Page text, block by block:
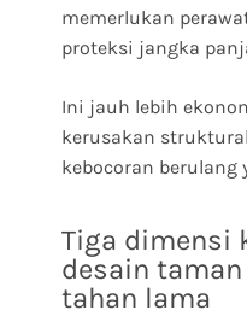
memerlukan
proteksi jangka
Ini jauh lebih
kerusakan
kebocoran berulang
Tiga dimensi
desain
tahan lama